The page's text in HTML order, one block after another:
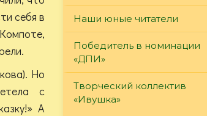
себя в
Но
с
А
Наши юные читатели
Победитель в номинации
«ДПИ»
Творческий коллектив
«Ивушка»